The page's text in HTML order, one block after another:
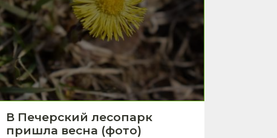
В Печерский лесопарк
пришла весна (фото)